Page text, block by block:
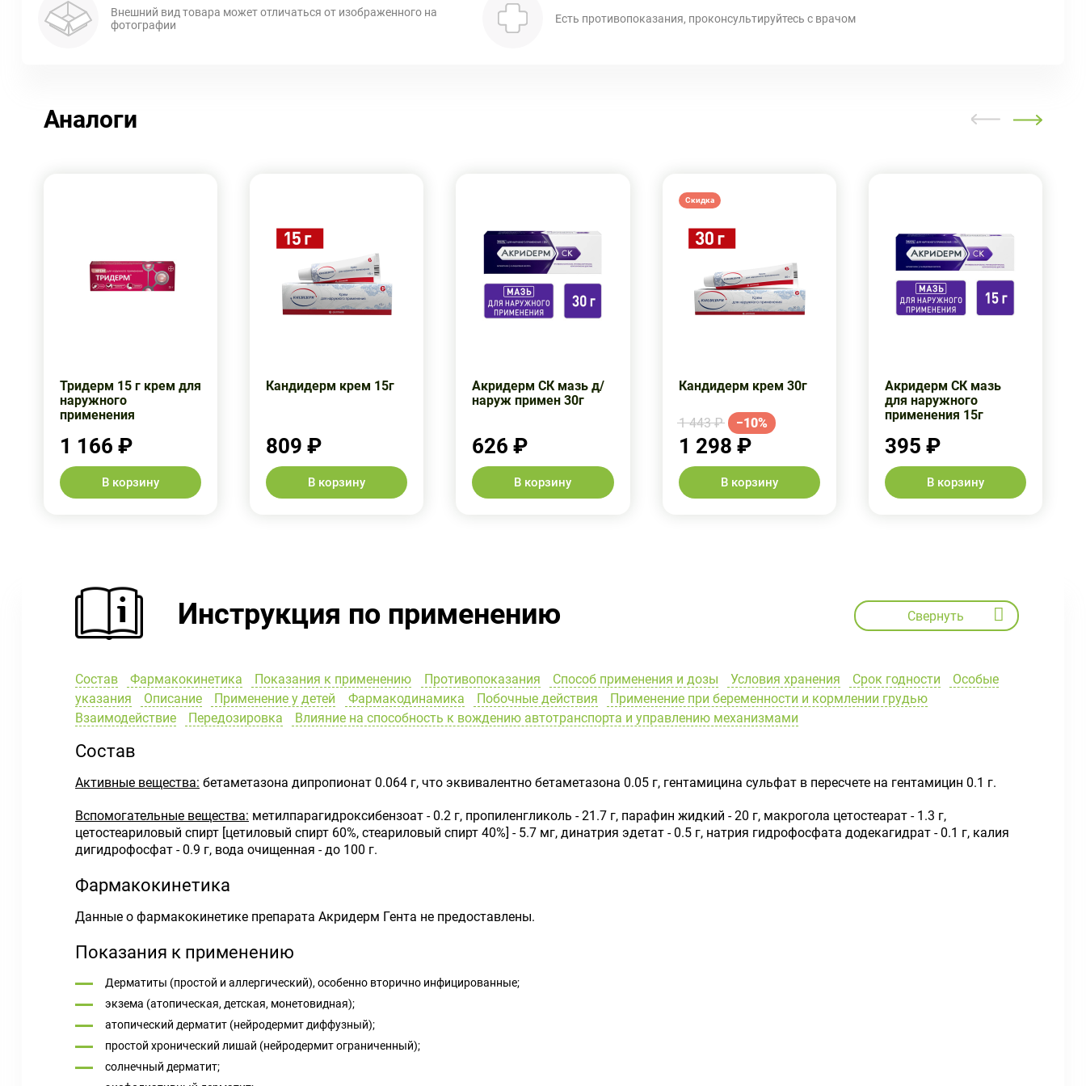
Внешний вид товара может отличаться от изображенного на
фотографии
Есть противопоказания, проконсультируйтесь с врачом
Аналоги
Тридерм 15 г крем для
наружного
применения
1 166 ₽
В корзину
Кандидерм крем 15г
809 ₽
В корзину
Акридерм СК мазь д/
наруж примен 30г
626 ₽
В корзину
Скидка
Кандидерм крем 30г
1 443 ₽ −10%
1 298 ₽
В корзину
Акридерм СК мазь
для наружного
применения 15г
395 ₽
В корзину
Инструкция по применению Свернуть
Состав Фармакокинетика Показания к применению Противопоказания Способ применения и дозы Условия хранения Срок годности
Особые
указания
Описание Применение у детей Фармакодинамика Побочные действия
Применение при беременности и кормлении грудью
Взаимодействие
Передозировка Влияние на способность к вождению автотранспорта и управлению механизмами
Состав
Активные вещества: бетаметазона дипропионат 0.064 г, что эквивалентно бетаметазона 0.05 г, гентамицина сульфат в пересчете на гентамицин 0.1 г.
Вспомогательные вещества: метилпарагидроксибензоат - 0.2 г, пропиленгликоль - 21.7 г, парафин жидкий - 20 г, макрогола цетостеарат - 1.3 г,
цетостеариловый спирт [цетиловый спирт 60%, стеариловый спирт 40%] - 5.7 мг, динатрия эдетат - 0.5 г, натрия гидрофосфата додекагидрат - 0.1 г, калия
дигидрофосфат - 0.9 г, вода очищенная - до 100 г.
Фармакокинетика
Данные о фармакокинетике препарата Акридерм Гента не предоставлены.
Показания к применению
Дерматиты (простой и аллергический), особенно вторично инфицированные;
экзема (атопическая, детская, монетовидная);
атопический дерматит (нейродермит диффузный);
простой хронический лишай (нейродермит ограниченный);
солнечный дерматит;